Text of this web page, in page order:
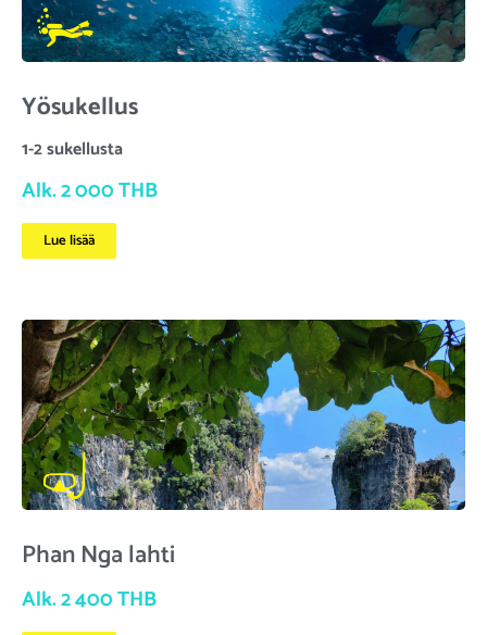
Yösukellus
1-2 sukellusta
Alk. 2 000 THB
Lue lisää
Phan Nga lahti
Alk. 2 400 THB